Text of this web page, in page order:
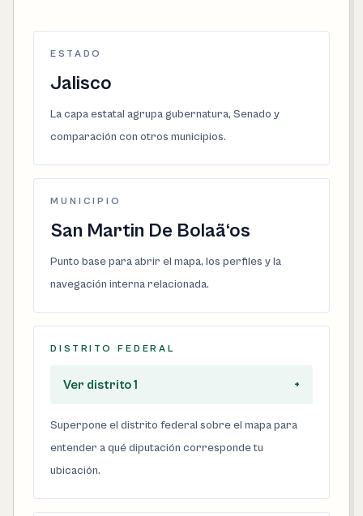
ESTADO
Jalisco
La capa estatal agrupa gubernatura, Senado y
comparación con otros municipios.
MUNICIPIO
San Martin De Bolaã‘os
Punto base para abrir el mapa, los perfiles y la
navegación interna relacionada.
DISTRITO FEDERAL
Ver distrito 1 +
Superpone el distrito federal sobre el mapa para
entender a qué diputación corresponde tu
ubicación.